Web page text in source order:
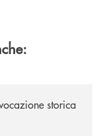
storica